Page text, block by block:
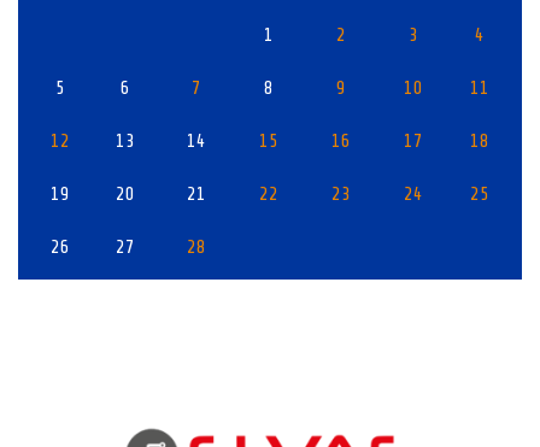
1 2 3 4
5 6 7 8 9 10 11
12 13 14 15 16 17 18
19 20 21 22 23 24 25
26 27 28